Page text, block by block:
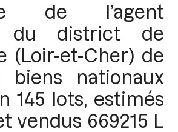
de l’agent
du district de
(Loir-et-Cher) de
biens nationaux
145 lots, estimés
vendus 669215 L